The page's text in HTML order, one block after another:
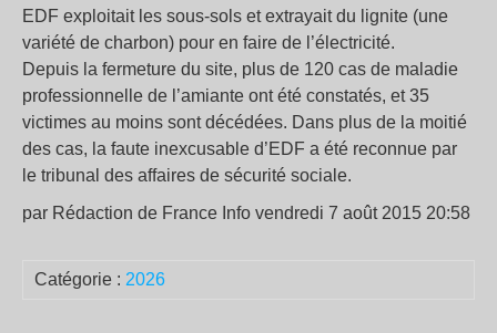
EDF exploitait les sous-sols et extrayait du lignite (une
variété de charbon) pour en faire de l’électricité.
Depuis la fermeture du site, plus de 120 cas de maladie
professionnelle de l’amiante ont été constatés, et 35
victimes au moins sont décédées. Dans plus de la moitié
des cas, la faute inexcusable d’EDF a été reconnue par
le tribunal des affaires de sécurité sociale.
par Rédaction de France Info vendredi 7 août 2015 20:58
Catégorie : 2026